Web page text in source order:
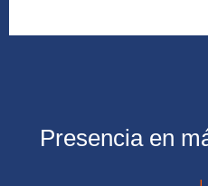
Presencia en